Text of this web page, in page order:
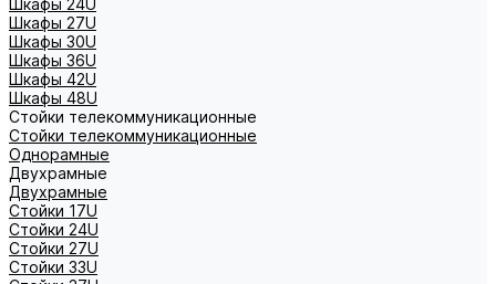
Шкафы 24U
Шкафы 27U
Шкафы 30U
Шкафы 36U
Шкафы 42U
Шкафы 48U
Стойки телекоммуникационные
Стойки телекоммуникационные
Однорамные
Двухрамные
Двухрамные
Стойки 17U
Стойки 24U
Стойки 27U
Стойки 33U